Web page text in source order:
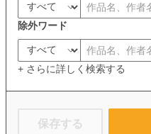
除外ワード
+ さらに詳しく検索する
保存する